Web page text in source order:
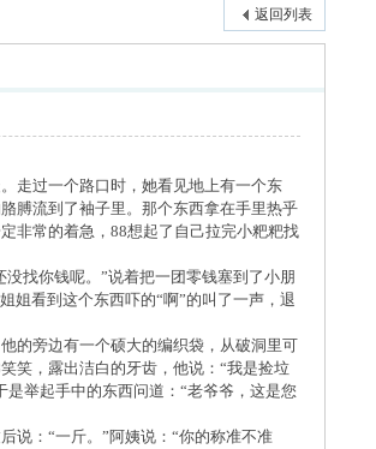
返回列表
走过一个路口时，她看见地上有一个东
膊流到了袖子里。那个东西拿在手里热乎
非常的着急，88想起了自己拉完小粑粑找
找你钱呢。”说着把一团零钱塞到了小朋
姐看到这个东西吓的“啊”的叫了一声，退
的旁边有一个硕大的编织袋，从破洞里可
笑，露出洁白的牙齿，他说：“我是捡垃
举起手中的东西问道：“老爷爷，这是您
说：“一斤。”阿姨说：“你的称准不准